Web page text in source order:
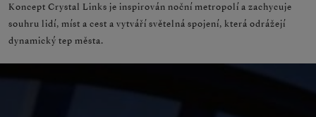
Koncept Crystal Links je inspirován noční metropolí a zachycuje
souhru lidí, míst a cest a vytváří světelná spojení, která odrážejí
dynamický tep města.